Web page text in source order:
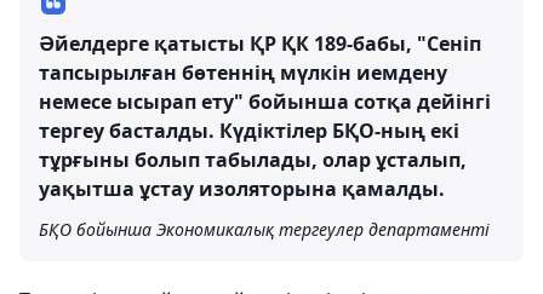
Әйелдерге қатысты ҚР ҚК 189-бабы, "Сеніп
тапсырылған бөтеннің мүлкін иемдену
немесе ысырап ету" бойынша сотқа дейінгі
тергеу басталды. Күдіктілер БҚО-ның екі
тұрғыны болып табылады, олар ұсталып,
уақытша ұстау изоляторына қамалды.
БҚО бойынша Экономикалық тергеулер департаменті